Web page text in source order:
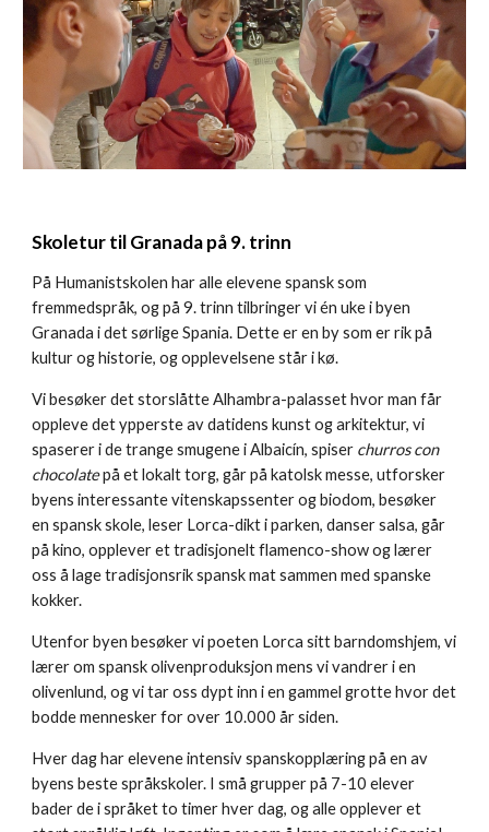
Skoletur til Granada på 9. trinn
På Humanistskolen har alle elevene spansk som
fremmedspråk, og på 9. trinn tilbringer vi én uke i byen
Granada i det sørlige Spania. Dette er en by som er rik på
kultur og historie, og opplevelsene står i kø.
Vi besøker det storslåtte Alhambra-palasset hvor man får
oppleve det ypperste av datidens kunst og arkitektur, vi
spaserer i de trange smugene i Albaicín, spiser churros con
chocolatepå et lokalt torg, går på katolsk messe, utforsker
byens interessante vitenskapssenter og biodom, besøker
en spansk skole, leser Lorca-dikt i parken, danser salsa, går
på kino, opplever et tradisjonelt flamenco-show og lærer
oss å lage tradisjonsrik spansk mat sammen med spanske
kokker.
Utenfor byen besøker vi poeten Lorca sitt barndomshjem, vi
lærer om spansk olivenproduksjon mens vi vandrer i en
olivenlund, og vi tar oss dypt inn i en gammel grotte hvor det
bodde mennesker for over 10.000 år siden.
Hver dag har elevene intensiv spanskopplæring på en av
byens beste språkskoler. I små grupper på 7-10 elever
bader de i språket to timer hver dag, og alle opplever et